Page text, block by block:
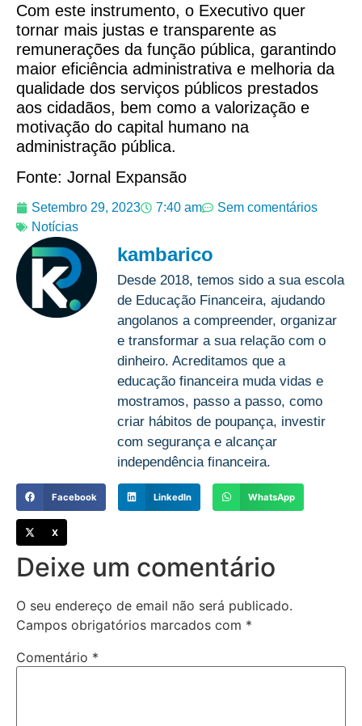
Com este instrumento, o Executivo quer
tornar mais justas e transparente as
remunerações da função pública, garantindo
maior eficiência administrativa e melhoria da
qualidade dos serviços públicos prestados
aos cidadãos, bem como a valorização e
motivação do capital humano na
administração pública.
Fonte: Jornal Expansão
Setembro 29, 2023 7:40 am
Sem comentários
Notícias
kambarico
Desde 2018, temos sido a sua escola
de Educação Financeira, ajudando
angolanos a compreender, organizar
e transformar a sua relação com o
dinheiro. Acreditamos que a
educação financeira muda vidas e
mostramos, passo a passo, como
criar hábitos de poupança, investir
com segurança e alcançar
independência financeira.
Facebook LinkedIn WhatsApp
X
Deixe um comentário
O seu endereço de email não será publicado.
Campos obrigatórios marcados com *
Comentário *